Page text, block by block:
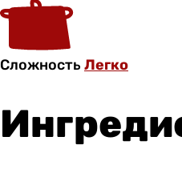
Сложность Легко